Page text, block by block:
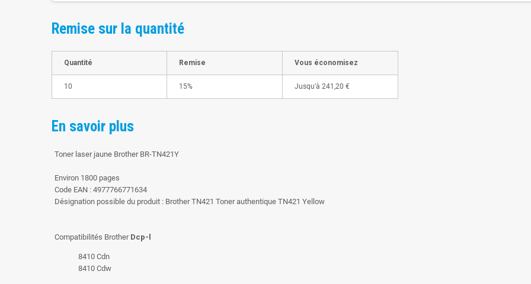
Remise sur la quantité
Quantité Remise Vous économisez
10 15% Jusqu'à 241,20 €
En savoir plus
Toner laser jaune Brother BR-TN421Y
Environ 1800 pages
Code EAN : 4977766771634
Désignation possible du produit : Brother TN421 Toner authentique TN421 Yellow
Compatibilités Brother Dcp-l
8410 Cdn
8410 Cdw